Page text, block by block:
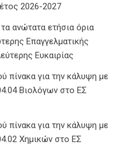
2026-2027
ανώτατα ετήσια όρια
Επαγγελματικής
Ευκαιρίας
πίνακα για την κάλυψη με
Βιολόγων στο ΕΣ
πίνακα για την κάλυψη με
Χημικών στο ΕΣ